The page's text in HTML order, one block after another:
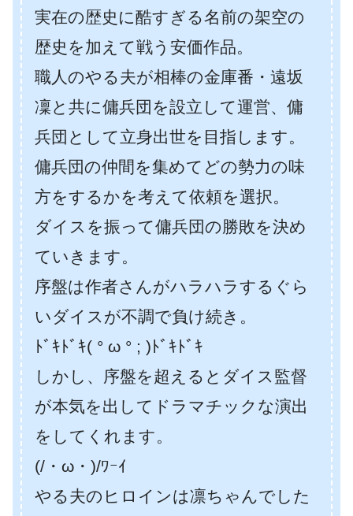
実在の歴史に酷すぎる名前の架空の
歴史を加えて戦う安価作品。
職人のやる夫が相棒の金庫番・遠坂
凜と共に傭兵団を設立して運営、傭
兵団として立身出世を目指します。
傭兵団の仲間を集めてどの勢力の味
方をするかを考えて依頼を選択。
ダイスを振って傭兵団の勝敗を決め
ていきます。
序盤は作者さんがハラハラするぐら
いダイスが不調で負け続き。
ﾄﾞｷﾄﾞｷ( ° ω ° ; )ﾄﾞｷﾄﾞｷ
しかし、序盤を超えるとダイス監督
が本気を出してドラマチックな演出
をしてくれます。
(/・ω・)/ﾜｰｲ
やる夫のヒロインは凛ちゃんでした